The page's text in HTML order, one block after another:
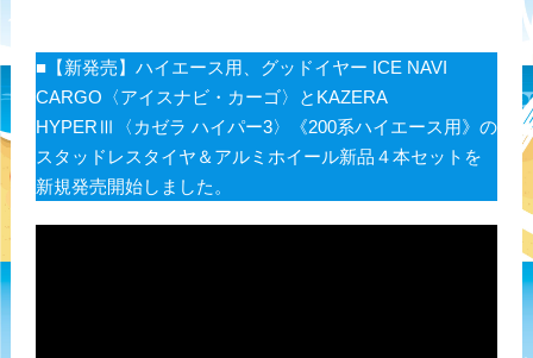
■【新発売】ハイエース用、グッドイヤー ICE NAVI
CARGO〈アイスナビ・カーゴ〉とKAZERA
HYPERⅢ〈カゼラ ハイパー3〉《200系ハイエース用》の
スタッドレスタイヤ＆アルミホイール新品４本セットを
新規発売開始しました。